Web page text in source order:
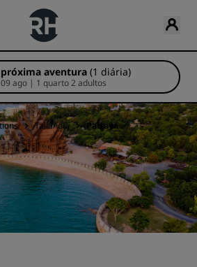
próxima aventura (1 diária)
08 ago - 09 ago | 1 quarto 2 adultos
Tailândia Pattaya